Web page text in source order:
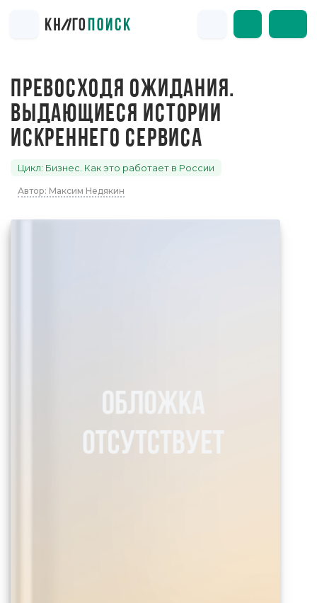
ПРЕВОСХОДЯ ОЖИДАНИЯ.
ВЫДАЮЩИЕСЯ ИСТОРИИ
ИСКРЕННЕГО СЕРВИСА
Цикл: Бизнес. Как это работает в России
Автор: Максим Недякин